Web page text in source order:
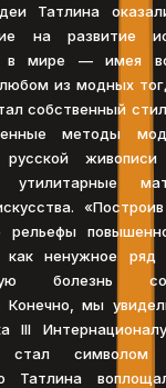
Татлина
на развитие
в мире — имея
из модных
собственный
методы
русской
утилитарные
рельефы
как ненужное
болезнь
Конечно, мы
III
стал символом
Татлина